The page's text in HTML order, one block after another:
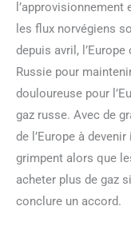
les flux norvégiens
depuis avril,
Russie pour
douloureuse pour
gaz russe. Avec de
de l’Europe à
grimpent alors que
acheter plus de gaz
conclure un accord.